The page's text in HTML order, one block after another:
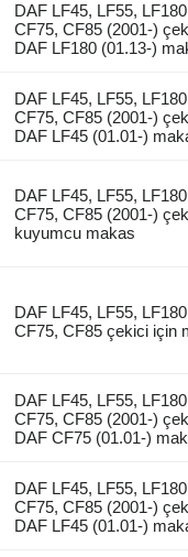
DAF LF45, LF55,
CF75, CF85 (2001-)
DAF LF180 (01.13-)
DAF LF45, LF55,
CF75, CF85 (2001-)
DAF LF45 (01.01-)
DAF LF45, LF55,
CF75, CF85 (2001-)
kuyumcu makas
DAF LF45, LF55,
CF75, CF85 çekici için
DAF LF45, LF55,
CF75, CF85 (2001-)
DAF CF75 (01.01-)
DAF LF45, LF55,
CF75, CF85 (2001-)
DAF LF45 (01.01-)